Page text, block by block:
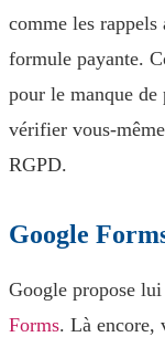
comme les rappels
formule payante.
pour le manque
vérifier vous-
RGPD.
Google
Google propose
Forms. Là encore,